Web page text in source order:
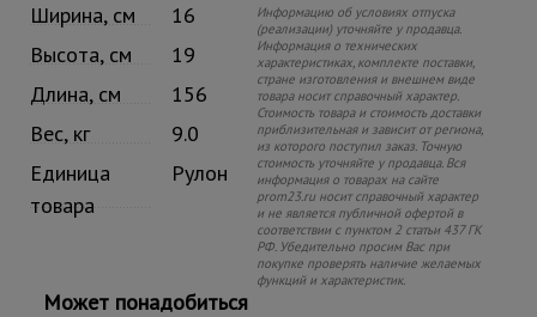
Ширина, см
16
Высота, см
19
Длина, см
156
Вес, кг
9.0
Единица
товара
Рулон
Информацию об условиях отпуска
(реализации) уточняйте у продавца.
Информация о технических
характеристиках, комплекте поставки,
стране изготовления и внешнем виде
товара носит справочный характер.
Стоимость товара и стоимость доставки
приблизительная и зависит от региона,
из которого поступил заказ. Точную
стоимость уточняйте у продавца. Вся
информация о товарах на сайте
prom23.ru носит справочный характер
и не является публичной офертой в
соответствии с пунктом 2 статьи 437 ГК
РФ. Убедительно просим Вас при
покупке проверять наличие желаемых
функций и характеристик.
Может понадобиться